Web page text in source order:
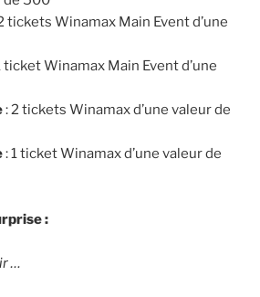
tickets Winamax Main Event d’une
ticket Winamax Main Event d’une
: 2 tickets Winamax d’une valeur de
: 1 ticket Winamax d’une valeur de
:
…